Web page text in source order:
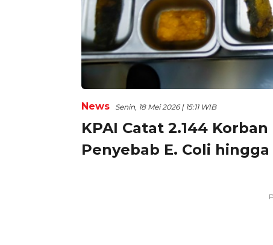
News Senin, 18 Mei 2026 | 15:11 WIB
KPAI Catat 2.144
Penyebab E. Coli